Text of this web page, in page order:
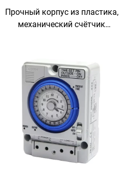
Прочный корпус из пластика,
механический счётчик